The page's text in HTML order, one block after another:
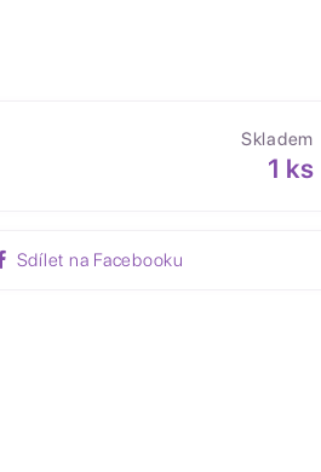
Skladem
1 ks
Sdílet na Facebooku